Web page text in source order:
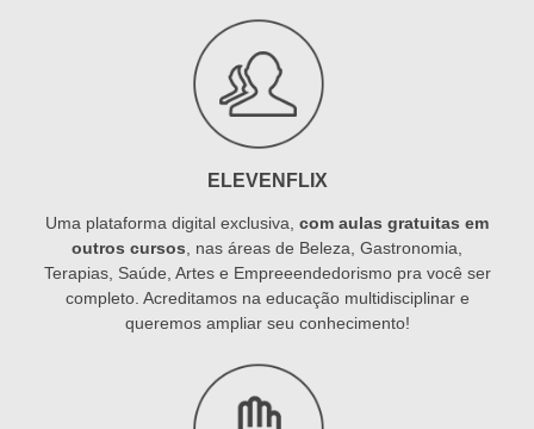
ELEVENFLIX
Uma plataforma digital exclusiva, com aulas gratuitas em
outros cursos , nas áreas de Beleza, Gastronomia,
Terapias, Saúde, Artes e Empreeendedorismo pra você ser
completo. Acreditamos na educação multidisciplinar e
queremos ampliar seu conhecimento!